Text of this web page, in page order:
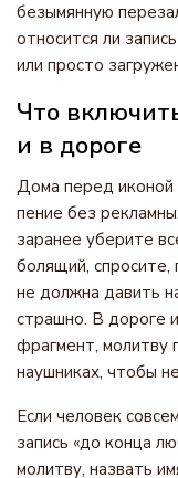
безымянную
относится ли
или просто
Что
и в дороге
Дома перед иконой
пение без
заранее уберите
болящий, спросите,
не должна давить
страшно. В дороге
фрагмент, молитву
наушниках, чтобы
Если человек
запись «до конца
молитву, назвать